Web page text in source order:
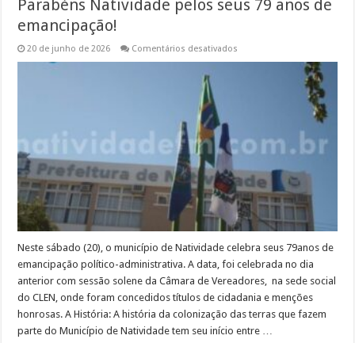
Parabéns Natividade pelos seus 79 anos de
emancipação!
20 de junho de 2026 Comentários desativados
Neste sábado (20), o município de Natividade celebra seus 79anos de
emancipação político-administrativa. A data, foi celebrada no dia
anterior com sessão solene da Câmara de Vereadores, na sede social
do CLEN, onde foram concedidos títulos de cidadania e menções
honrosas. A História: A história da colonização das terras que fazem
parte do Município de Natividade tem seu início entre …